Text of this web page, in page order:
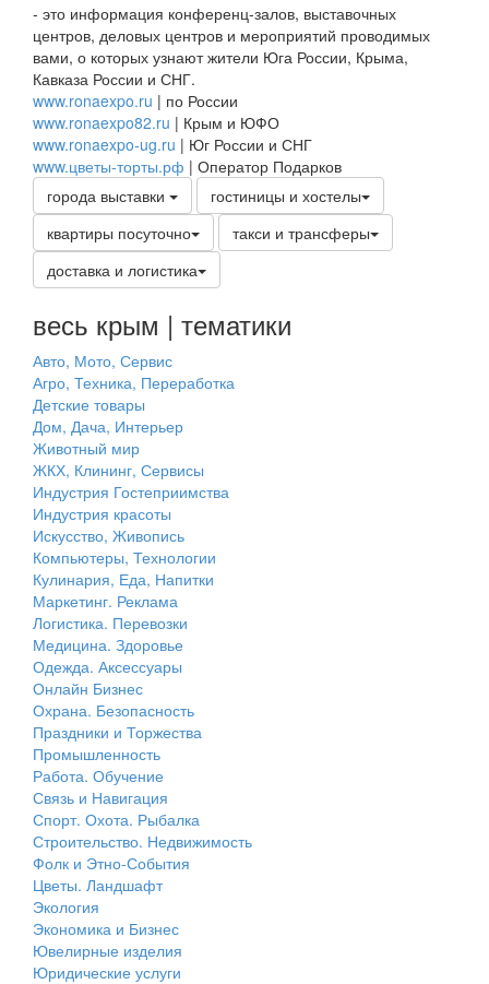
- это информация конференц-залов, выставочных
центров, деловых центров и мероприятий проводимых
вами, о которых узнают жители Юга России, Крыма,
Кавказа России и СНГ.
www.ronaexpo.ru | по России
www.ronaexpo82.ru | Крым и ЮФО
www.ronaexpo-ug.ru | Юг России и СНГ
www.цветы-торты.рф | Оператор Подарков
города выставки
гостиницы и хостелы
квартиры посуточно
такси и трансферы
доставка и логистика
весь крым | тематики
Авто, Мото, Сервис
Агро, Техника, Переработка
Детские товары
Дом, Дача, Интерьер
Животный мир
ЖКХ, Клининг, Сервисы
Индустрия Гостеприимства
Индустрия красоты
Искусство, Живопись
Компьютеры, Технологии
Кулинария, Еда, Напитки
Маркетинг. Реклама
Логистика. Перевозки
Медицина. Здоровье
Одежда. Аксессуары
Онлайн Бизнес
Охрана. Безопасность
Праздники и Торжества
Промышленность
Работа. Обучение
Связь и Навигация
Спорт. Охота. Рыбалка
Строительство. Недвижимость
Фолк и Этно-События
Цветы. Ландшафт
Экология
Экономика и Бизнес
Ювелирные изделия
Юридические услуги